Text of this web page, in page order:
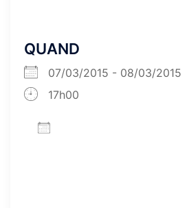
QUAND
07/03/2015 - 08/03/2015
17h00